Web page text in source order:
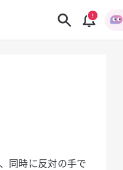
同時に反対の手で